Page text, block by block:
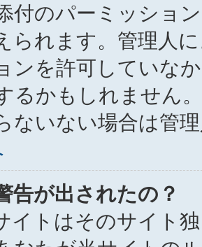
付のパーミッショ
られます。管理人
ンを許可していな
るかもしれません
ないない場合は管
告が出されたの？
イトはそのサイト